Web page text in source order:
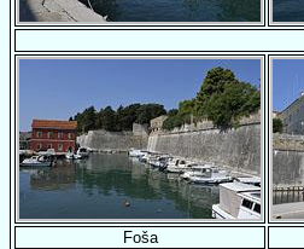
Foša